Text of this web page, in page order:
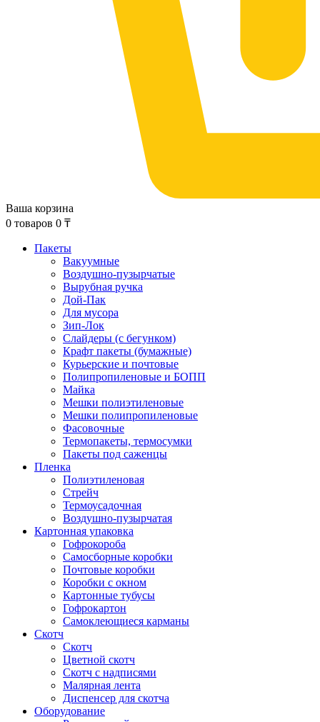
Ваша корзина
0 товаров 0 ₸
Пакеты
Вакуумные
Воздушно-пузырчатые
Вырубная ручка
Дой-Пак
Для мусора
Зип-Лок
Слайдеры (с бегунком)
Крафт пакеты (бумажные)
Курьерские и почтовые
Полипропиленовые и БОПП
Майка
Мешки полиэтиленовые
Мешки полипропиленовые
Фасовочные
Термопакеты, термосумки
Пакеты под саженцы
Пленка
Полиэтиленовая
Стрейч
Термоусадочная
Воздушно-пузырчатая
Картонная упаковка
Гофрокороба
Самосборные коробки
Почтовые коробки
Коробки с окном
Картонные тубусы
Гофрокартон
Самоклеющиеся карманы
Скотч
Скотч
Цветной скотч
Скотч с надписями
Малярная лента
Диспенсер для скотча
Оборудование